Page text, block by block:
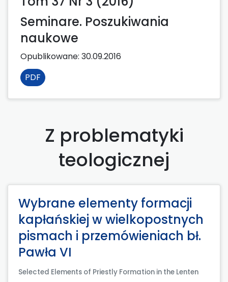
Seminare. Poszukiwania
naukowe
Opublikowane: 30.09.2016
PDF
Z problematyki
teologicznej
Wybrane elementy formacji
kapłańskiej w wielkopostnych
pismach i przemówieniach bł.
Pawła VI
Selected Elements of Priestly Formation in the Lenten